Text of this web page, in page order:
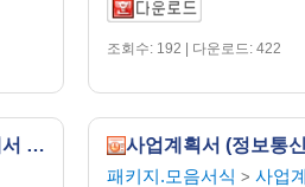
조회수: 192 | 다운로드: 422
사업계획서 (금융 eBiz 전문기업)(대우그룹에서 축적한 노하우를 바탕으로 주요 금융권 기업의 시스템 인프라 구축,시스템 컨설팅 및 유지보수를 수행)
패키지.모음서식 > 사업